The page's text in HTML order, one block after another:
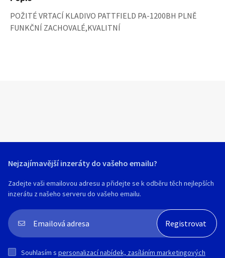
POŽITÉ VRTACÍ KLADIVO PATTFIELD PA-1200BH PLNĚ
FUNKČNÍ ZACHOVALÉ,KVALITNÍ
Nejzajímavější inzeráty do vašeho emailu?
Zadejte vaši emailovou adresu a přidejte se k odběru těch nejlepších
inzerátu z našeho serveru do vašeho emailu.
Souhlasím s personalizací nabídek, zasíláním marketingových